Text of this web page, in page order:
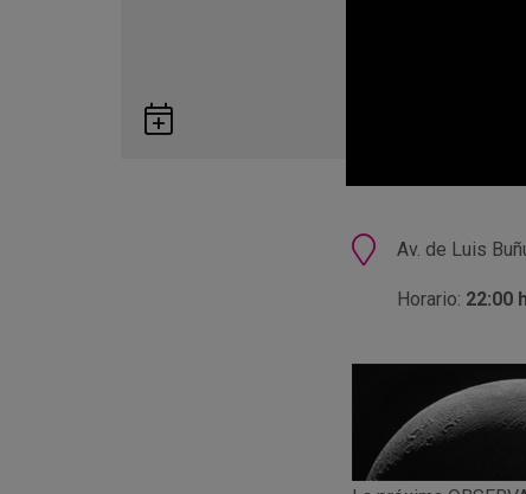
Guardar
en
Ubicación
Av. de Luis
Horario: 22:00 h